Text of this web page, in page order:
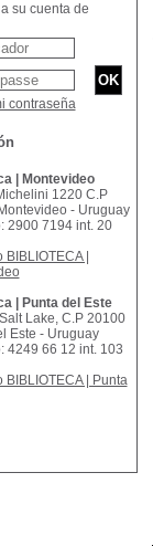
su cuenta de
contraseña
| Montevideo
1220 C.P
- Uruguay
2900 7194 int. 20
|
| Punta del Este
Lake, C.P 20100
Este - Uruguay
4249 66 12 int. 103
BIBLIOTECA | Punta